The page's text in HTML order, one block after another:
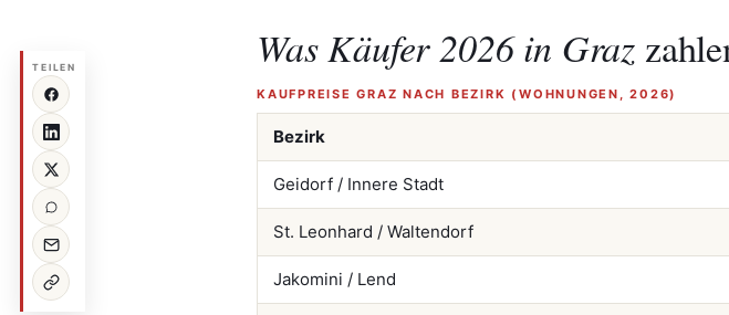
Was Käufer 2026 in Graz
KAUFPREISE GRAZ NACH BEZIRK (WOHNUNGEN, 2026)
Bezirk
Geidorf / Innere Stadt
St. Leonhard / Waltendorf
Jakomini / Lend
TEILEN